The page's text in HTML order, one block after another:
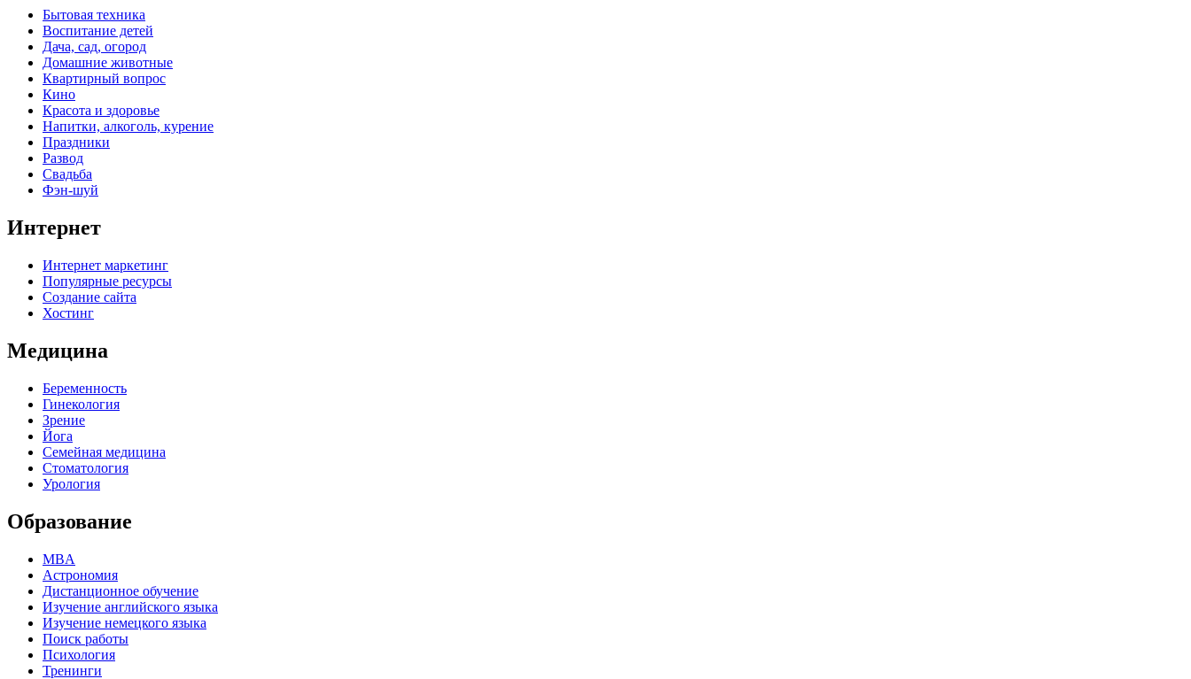
Бытовая техника
Воспитание детей
Дача, сад, огород
Домашние животные
Квартирный вопрос
Кино
Красота и здоровье
Напитки, алкоголь, курение
Праздники
Развод
Свадьба
Фэн-шуй
Интернет
Интернет маркетинг
Популярные ресурсы
Создание сайта
Хостинг
Медицина
Беременность
Гинекология
Зрение
Йога
Семейная медицина
Стоматология
Урология
Образование
MBA
Астрономия
Дистанционное обучение
Изучение английского языка
Изучение немецкого языка
Поиск работы
Психология
Тренинги